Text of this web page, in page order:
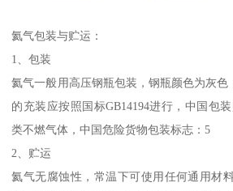
氦气包装与贮运：
1、包装
氦气一般用高压钢瓶包装，钢瓶颜色为灰色
的充装应按照国标GB14194进行，中国包
类不燃气体，中国危险货物包装标志：5
2、贮运
氦气无腐蚀性，常温下可使用任何通用材